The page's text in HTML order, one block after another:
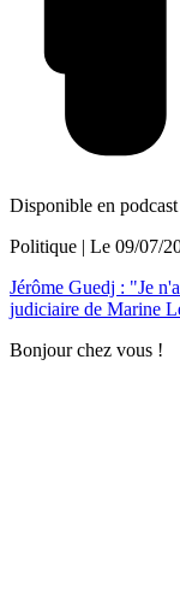
Disponible en podcast
Politique | Le 09/07/
Jérôme Guedj : "Je
judiciaire de Marine
Bonjour chez vous !